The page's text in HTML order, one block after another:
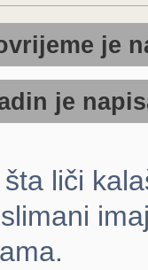
je
je
šta liči